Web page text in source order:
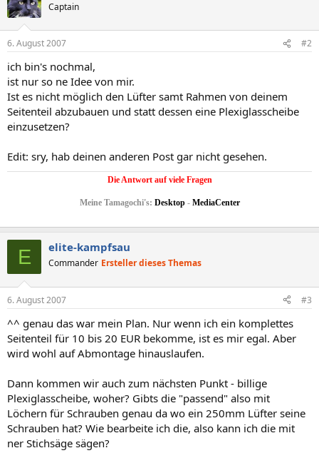
Captain
6. August 2007 #2
ich bin's nochmal,
ist nur so ne Idee von mir.
Ist es nicht möglich den Lüfter samt Rahmen von deinem
Seitenteil abzubauen und statt dessen eine Plexiglasscheibe
einzusetzen?
Edit: sry, hab deinen anderen Post gar nicht gesehen.
Die Antwort auf viele Fragen
Meine Tamagochi's: Desktop- MediaCenter
E elite-kampfsau
Commander Ersteller dieses Themas
6. August 2007 #3
^^ genau das war mein Plan. Nur wenn ich ein komplettes
Seitenteil für 10 bis 20 EUR bekomme, ist es mir egal. Aber
wird wohl auf Abmontage hinauslaufen.
Dann kommen wir auch zum nächsten Punkt - billige
Plexiglasscheibe, woher? Gibts die "passend" also mit
Löchern für Schrauben genau da wo ein 250mm Lüfter seine
Schrauben hat? Wie bearbeite ich die, also kann ich die mit
ner Stichsäge sägen?